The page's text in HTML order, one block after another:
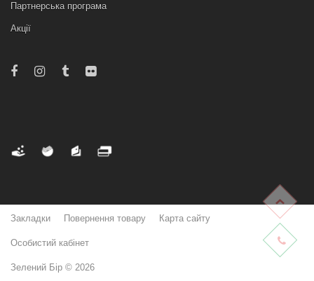
Партнерська програма
Акції
Закладки Повернення товару Карта сайту
Особистий кабінет
Зелений Бір © 2026